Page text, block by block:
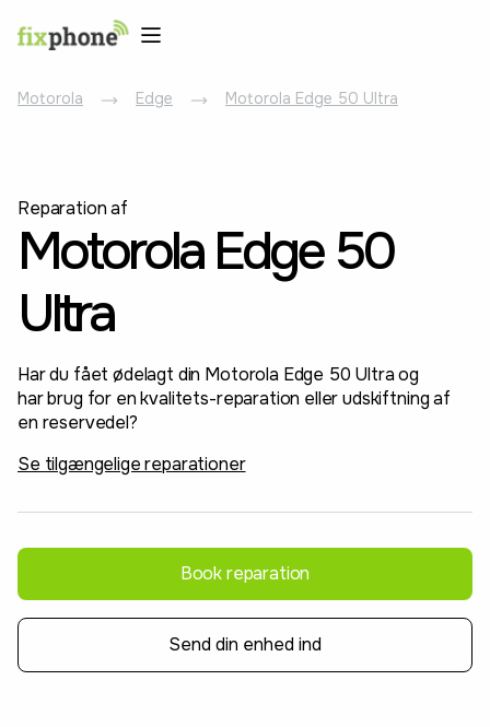
Motorola Edge Motorola Edge 50 Ultra
Reparation af
Motorola Edge 50
Ultra
Har du fået ødelagt din Motorola Edge 50 Ultra og
har brug for en kvalitets-reparation eller udskiftning af
en reservedel?
Se tilgængelige reparationer
Book reparation
Send din enhed ind